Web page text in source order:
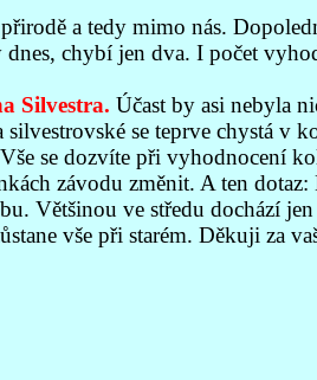
a tedy mimo nás.
chybí jen dva. I počet
Silvestra. Účast by asi nebyla
se teprve chystá v
se dozvíte při vyhodnocení
závodu změnit. A ten
Většinou ve středu dochází
vše při starém. Děkuji za